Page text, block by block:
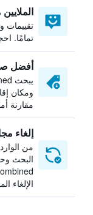
تقييمات
تمامًا.
أفضل
ومكان
مقارنة
إلغاء
من
البحث
الإلغاء